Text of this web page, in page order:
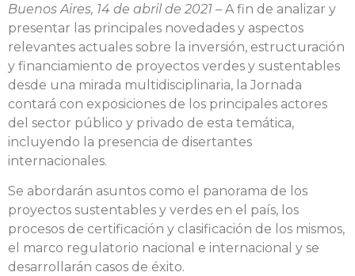
Buenos Aires, 14 de abril de 2021 – A fin de analizar y
presentar las principales novedades y aspectos
relevantes actuales sobre la inversión, estructuración
y financiamiento de proyectos verdes y sustentables
desde una mirada multidisciplinaria, la Jornada
contará con exposiciones de los principales actores
del sector público y privado de esta temática,
incluyendo la presencia de disertantes
internacionales.
Se abordarán asuntos como el panorama de los
proyectos sustentables y verdes en el país, los
procesos de certificación y clasificación de los mismos,
el marco regulatorio nacional e internacional y se
desarrollarán casos de éxito.